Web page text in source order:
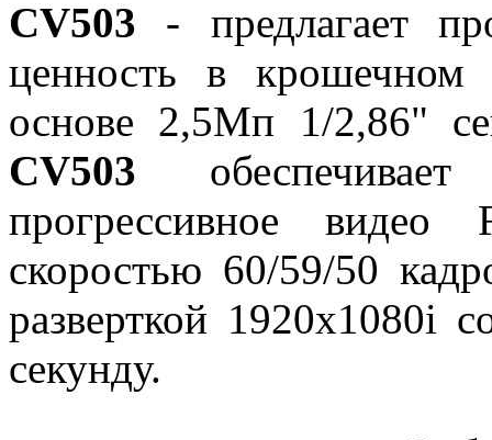
CV503 - предлагает
ценность в крошечном
основе 2,5Мп 1/2,86"
CV503
прогрессивное
скоростью 60/59/50
разверткой 1920x1080i
секунду.